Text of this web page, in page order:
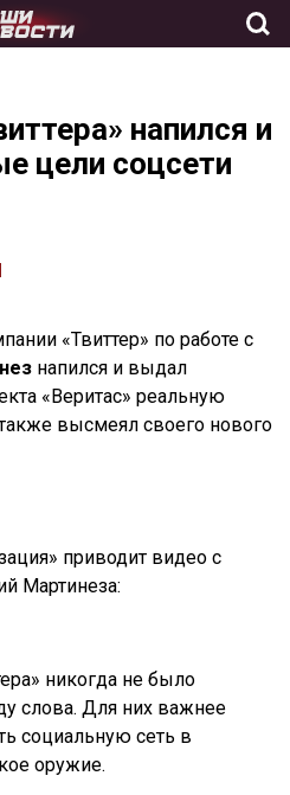
напился и
цели соцсети
«Твиттер» по работе с
напился и выдал
«Веритас» реальную
высмеял своего нового
приводит видео с
Мартинеза:
никогда не было
слова. Для них важнее
социальную сеть в
оружие.